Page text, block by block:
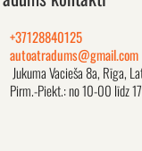
+37128840125
autoatradums@gmail.com
Jukuma Vacieša 8a, Rīga,
Pirm.-Piekt.: no 10-00 līdz